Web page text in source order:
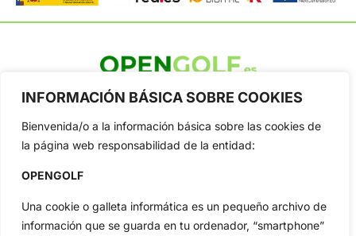
INFORMACIÓN BÁSICA SOBRE COOKIES
Bienvenida/o a la información básica sobre las cookies de
la página web responsabilidad de la entidad:
OPENGOLF
Una cookie o galleta informática es un pequeño archivo de
información que se guarda en tu ordenador, “smartphone”
OpenGolf ofrece toda la actualidad, información del golf
profesional y amateur, resultados en directo, vídeos, noticias,
Jon Rahm, LIV Golf, PGA Tour, Ryder Cup, DP World Tour, LPGA
Inicio
Actualidad
Amateurs
Ryder Cup
Reglas